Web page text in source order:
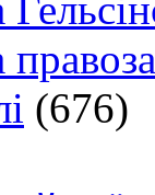
(676)